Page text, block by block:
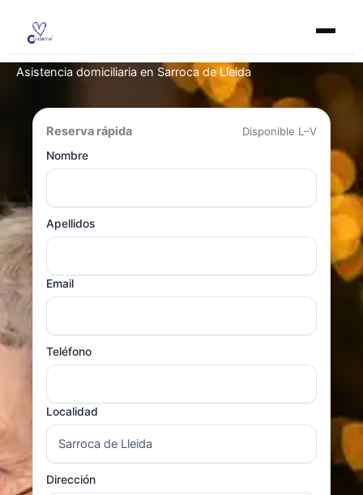
contenido
Asistencia domiciliaria en Sarroca de Lleida
Reserva rápida
Disponible L–V
Nombre
Apellidos
Email
Teléfono
Localidad
Dirección